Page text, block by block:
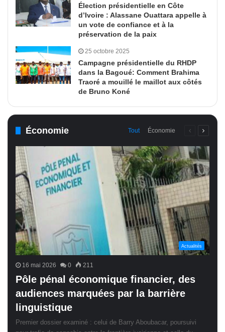
Élection présidentielle en Côte
d’Ivoire : Alassane Ouattara appelle à
un vote de confiance et à la
préservation de la paix
25 octobre 2025
Campagne présidentielle du RHDP
dans la Bagoué: Comment Brahima
Traoré a mouillé le maillot aux côtés
de Bruno Koné
Économie Tout Économie
PagePage
Actualités
16 mai 2026 0 211
Pôle pénal économique financier, des
audiences marquées par la barrière
linguistique
Premier dossier examiné : celui de Barry Aboubacar, poursuivi